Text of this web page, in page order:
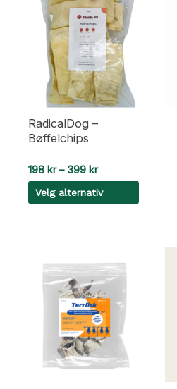
RadicalDog –
Bøffelchips
198 kr – 399 krPrisområde:
198 kr
til
399 kr
Velg alternativ
flere
varianter.
Alternativene
velges